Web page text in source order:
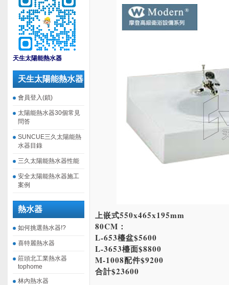
天生太陽能熱水器
天生太陽能熱水器
會員登入(鎖)
太陽能熱水器30個常見
問答
SUNCUE三久太陽能熱
水器目錄
三久太陽能熱水器性能
安全太陽能熱水器施工
案例
熱水器
如何挑選熱水器!?
喜特麗熱水器
莊頭北工業熱水器
tophome
林內熱水器
上嵌式550x465x195mm
80CM：
L-653檯盆$5600
L-3653檯面$8800
M-1008配件$9200
合計$23600